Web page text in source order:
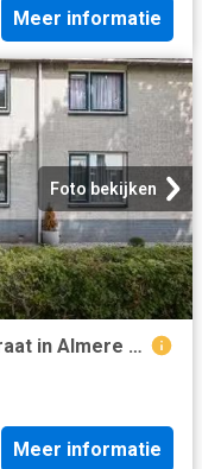
Meer informatie
Foto bekijken
Huis te koop Francisco Pizarrostraat in Almere voor € 450.000
Meer informatie